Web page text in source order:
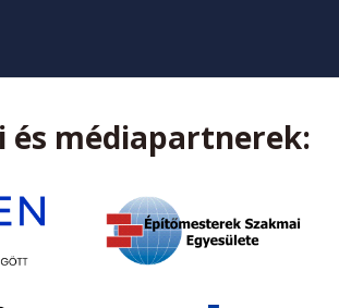
és médiapartnerek: